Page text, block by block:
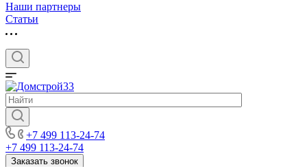
Наши партнеры
Статьи
+7 499 113-24-74
+7 499 113-24-74
Заказать звонок